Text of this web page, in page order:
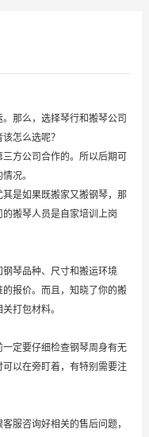
那么，选择琴行和搬琴公司
怎么选呢？
方公司合作的。所以后期可
况。
是如果既搬家又搬钢琴，那
搬琴人员是自家培训上岗
琴品种、尺寸和搬运环境
报价。而且，知晓了你的搬
打包材料。
定要仔细检查钢琴周身有无
以在旁盯着，有特别需要注
服咨询好相关的售后问题，